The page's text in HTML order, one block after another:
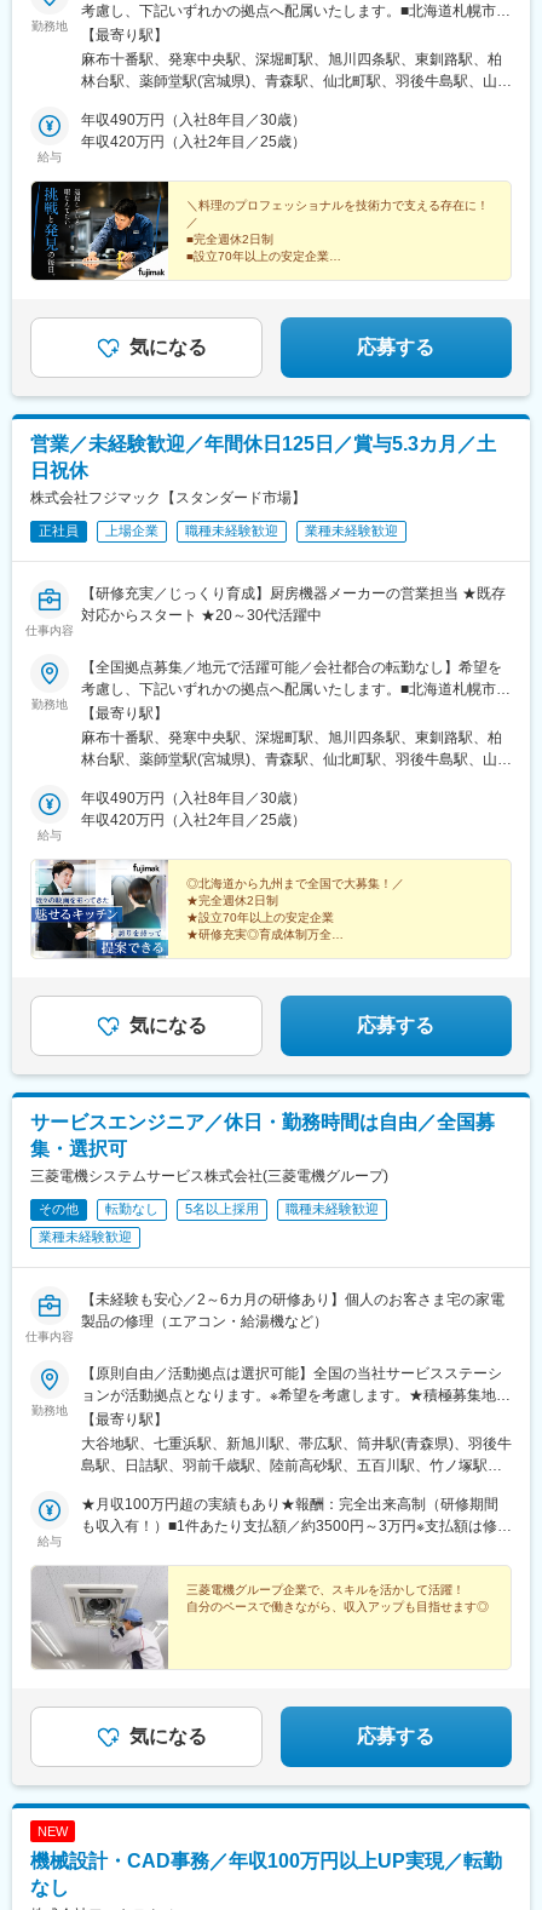
勤務地
考慮し、下記いずれかの拠点へ配属いたします。■北海道札幌市／
函館市／旭川市／釧路市／帯広市■東北宮城県／青森県／岩手県／
秋田県／山形県／福島県■関東東京都（港区・台東区・中野区・八
王子市・小平市）／千葉県（千葉市・柏市・船橋市）／神奈川県
県／茨城県■中部静岡県（静岡市・三島市・浜松市）／愛知県（名
古屋市・岡崎市）／山梨県／富山県／石川県／新潟県／長野県
市）／京都府／兵庫県（神戸市・姫路市）／和歌山県／三重県■中
国・四国広島県（広島市、福山市）／島根県／岡山県／山口県／
香川県／徳島県／愛媛県／高知県■九州・沖縄福岡県（福岡市・北
九州市）／佐賀県／長崎県／熊本県／大分県／宮崎県／鹿児島県
／沖縄県※転勤は必ず相談の上、決定いたします（基本同じエリア
場完備）※受動喫煙対策：オフィス内禁煙
【最寄り駅】
麻布十番駅、発寒中央駅、深堀町駅、旭川四条駅、東釧路駅、柏
林台駅、薬師堂駅(宮城県)、青森駅、仙北町駅、羽後牛島駅、山形
駅、甲府駅、上尾駅、葭川公園駅、大神宮下駅、柏駅、新御徒町
駅、落合駅(東京都)、京王八王子駅、青梅街道駅、上大岡駅、元住
県)、南富山駅、上諸江駅、新福井駅、岐南駅、六名駅、東松阪
駅、越後石山駅、豊津駅(大阪府)、萩原天神駅、くいな橋駅、和田
岬駅、亀山駅(兵庫県)、田井ノ瀬駅、下祇園駅、東福山駅、松江
駅、備前西市駅、周防下郷駅、香西駅、吉成駅、鎌田駅、薊野
駅、大橋駅(福岡県)、競馬場前駅(福岡県)、鍋島駅、住吉駅(長崎
駅、西松本駅、田原町駅(東京都)、新井薬師前駅、港南中央駅、江
坂駅、竹田駅(京都府)、竹下駅、守恒駅、南鹿児島駅、蔵前駅、東
中野駅、涙橋駅
給与
年収490万円（入社8年目／30歳）
年収420万円（入社2年目／25歳）
＼料理のプロフェッショナルを技術力で支える存在に！
／
■完全週休2日制
■設立70年以上の安定企業
高級ホテル・レストランに選ばれてきた厨房機器。
品質と機能美にこだわった『魅せるキッチン』。
気になる 応募する
営業／未経験歓迎／年間休日125日／賞与5.3カ月／土
日祝休
株式会社フジマック【スタンダード市場】
正社員 上場企業 職種未経験歓迎 業種未経験歓迎
仕事内容
【研修充実／じっくり育成】厨房機器メーカーの営業担当 ★既存
対応からスタート ★20～30代活躍中
勤務地
【全国拠点募集／地元で活躍可能／会社都合の転勤なし】希望を
考慮し、下記いずれかの拠点へ配属いたします。■北海道札幌市／
函館市／旭川市／釧路市／帯広市■東北宮城県／青森県／岩手県／
秋田県／山形県／福島県■関東東京都（港区・台東区・中野区・八
王子市・小平市）／千葉県（千葉市・柏市・船橋市）／神奈川県
県／茨城県■中部静岡県（静岡市・三島市・浜松市）／愛知県（名
古屋市・岡崎市）／山梨県／富山県／石川県／新潟県／長野県
市）／京都府／兵庫県（神戸市・姫路市）／和歌山県／三重県■中
国・四国広島県（広島市、福山市）／島根県／岡山県／山口県／
香川県／徳島県／愛媛県／高知県■九州・沖縄福岡県（福岡市・北
九州市）／佐賀県／長崎県／熊本県／大分県／宮崎県／鹿児島県
／沖縄県※転勤は必ず相談の上、決定いたします（基本同じエリア
場完備）※受動喫煙対策：オフィス内禁煙
【最寄り駅】
麻布十番駅、発寒中央駅、深堀町駅、旭川四条駅、東釧路駅、柏
林台駅、薬師堂駅(宮城県)、青森駅、仙北町駅、羽後牛島駅、山形
駅、甲府駅、上尾駅、葭川公園駅、大神宮下駅、柏駅、新御徒町
駅、落合駅(東京都)、京王八王子駅、青梅街道駅、上大岡駅、元住
県)、南富山駅、上諸江駅、新福井駅、岐南駅、六名駅、東松阪
駅、越後石山駅、豊津駅(大阪府)、萩原天神駅、くいな橋駅、和田
岬駅、亀山駅(兵庫県)、田井ノ瀬駅、下祇園駅、東福山駅、松江
駅、備前西市駅、周防下郷駅、香西駅、吉成駅、鎌田駅、薊野
駅、大橋駅(福岡県)、競馬場前駅(福岡県)、鍋島駅、住吉駅(長崎
駅、西松本駅、田原町駅(東京都)、新井薬師前駅、港南中央駅、江
坂駅、竹田駅(京都府)、竹下駅、守恒駅、南鹿児島駅、蔵前駅、東
中野駅、涙橋駅
給与
年収490万円（入社8年目／30歳）
年収420万円（入社2年目／25歳）
◎北海道から九州まで全国で大募集！／
★完全週休2日制
★設立70年以上の安定企業
★研修充実◎育成体制万全
スタンダード上場企業で築く安定のキャリア。
気になる 応募する
サービスエンジニア／休日・勤務時間は自由／全国募
集・選択可
三菱電機システムサービス株式会社(三菱電機グループ)
その他 転勤なし 5名以上採用
職種未経験歓迎
業種未経験歓迎
仕事内容
【未経験も安心／2～6カ月の研修あり】個人のお客さま宅の家電
製品の修理（エアコン・給湯機など）
勤務地
【原則自由／活動拠点は選択可能】全国の当社サービスステーシ
ョンが活動拠点となります。※希望を考慮します。★積極募集地域
★北海道（札幌除く）・山形・岩手・福島（郡山）・埼玉（川
越）・東京・栃木（宇都宮）・神奈川（西部）・長野（松本）・
茨城・富山・三重（松阪）・静岡（沼津）・愛知・京都・大阪・
地域＞＝＝■北海道札幌、函館、旭川、苫小牧、釧路、帯広、北
見、各市近郊■北日本青森（青森市、八戸市）、秋田、岩手、山
若松市）■関東東京、千葉、埼玉、神奈川、茨城、栃木、群馬■甲
信越山梨、新潟、長野■北陸石川、富山、福井■中部愛知、岐阜、
三重、静岡、長野（飯田地区）■関西大阪、兵庫、京都、奈良、滋
賀、和歌山■中国広島、岡山、鳥取、島根、山口■四国香川、徳
島、愛媛、高知■九州福岡、佐賀、長崎、大分、熊本、宮崎、鹿児
【最寄り駅】
大谷地駅、七重浜駅、新旭川駅、帯広駅、筒井駅(青森県)、羽後牛
島駅、日詰駅、羽前千歳駅、陸前高砂駅、五百川駅、竹ノ塚駅、
北上尾駅、上福岡駅、石原駅(埼玉県)、市が尾駅、大船駅、門沢橋
駅、水戸駅、荒川沖駅、岡本駅(栃木県)、前橋大島駅、竜王駅、新
岐阜駅、徳和駅、新正駅、沼津駅、静岡駅、天竜川駅、南吹田
駅、三国ケ丘駅(大阪府)、古川橋駅、新長田駅、八家駅、長岡京
駅、福知山市民病院口駅、二階堂駅、手原駅、和歌山駅、七軒茶
屋駅、備後赤坂駅、北長瀬駅、湖山駅、乃木駅、新山口駅、空港
牟田駅、長崎駅(長崎県)、高城駅、武蔵塚駅、田吉駅、慈眼寺駅、
まつもと町屋駅、矢田駅(愛知県)、赤堀駅、西代駅、旭駅前通駅、
砂田橋駅、苅藻駅、旭町三丁目駅
給与
★月収100万円超の実績もあり★報酬：完全出来高制（研修期間
も収入有！）■1件あたり支払額／約3500円～3万円※支払額は修理
⇒3000円～7000円／1件、技術レベルの高い作業⇒1万円～3万円
／1件）※修理件数は1日5件程度です（年間平均）。【月収例】月
収40万円（月70件／1日5件×14日）月収115万円（月120件／1日
5件×24日 ※繁忙月）＜研修期間中＞※2～6カ月固定報酬：1時間あ
たり2000円＋交通費別途支給
三菱電機グループ企業で、スキルを活かして活躍！
自分のペースで働きながら、収入アップも目指せます◎
気になる 応募する
NEW
機械設計・CAD事務／年収100万円以上UP実現／転勤
なし